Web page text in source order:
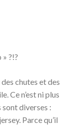
?!?
chutes et des
Ce n’est ni plus
sont diverses :
Parce qu’il